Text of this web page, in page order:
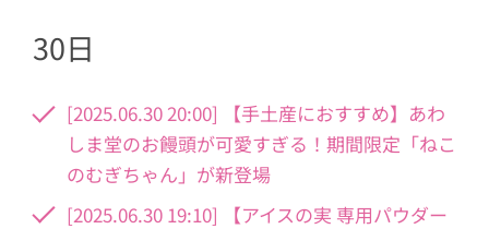
30日
[2025.06.30 20:00] 【手土産におすすめ】あわ
しま堂のお饅頭が可愛すぎる！期間限定「ねこ
のむぎちゃん」が新登場
[2025.06.30 19:10] 【アイスの実 専用パウダー